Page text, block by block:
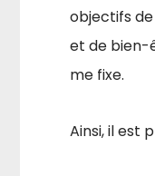
objectifs
et de bien-
me fixe.
Ainsi, il est